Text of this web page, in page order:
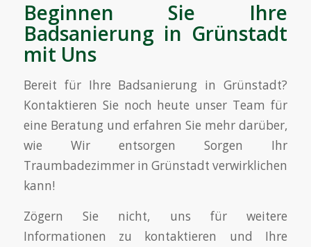
Beginnen Sie Ihre
Badsanierung in Grünstadt
mit Uns
Bereit für Ihre Badsanierung in Grünstadt?
Kontaktieren Sie noch heute unser Team für
eine Beratung und erfahren Sie mehr darüber,
wie Wir entsorgen Sorgen Ihr
Traumbadezimmer in Grünstadt verwirklichen
kann!
Zögern Sie nicht, uns für weitere
Informationen zu kontaktieren und Ihre